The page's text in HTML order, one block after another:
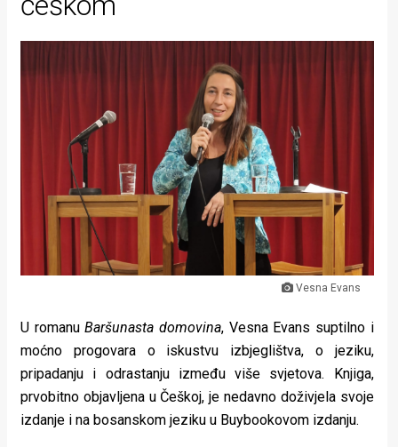
Intervju
Kolumne
Kultura
Beauty
Fashion
Zdravlje
Život
u
pokretu
Vesna Evans
U romanuBaršunasta domovina, Vesna Evans suptilno i
moćno progovara o iskustvu izbjeglištva, o jeziku,
pripadanju i odrastanju između više svjetova. Knjiga,
prvobitno objavljena u Češkoj, je nedavno doživjela svoje
izdanje i na bosanskom jeziku u Buybookovom izdanju.